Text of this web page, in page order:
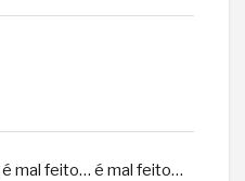
mal feito… é mal feito…